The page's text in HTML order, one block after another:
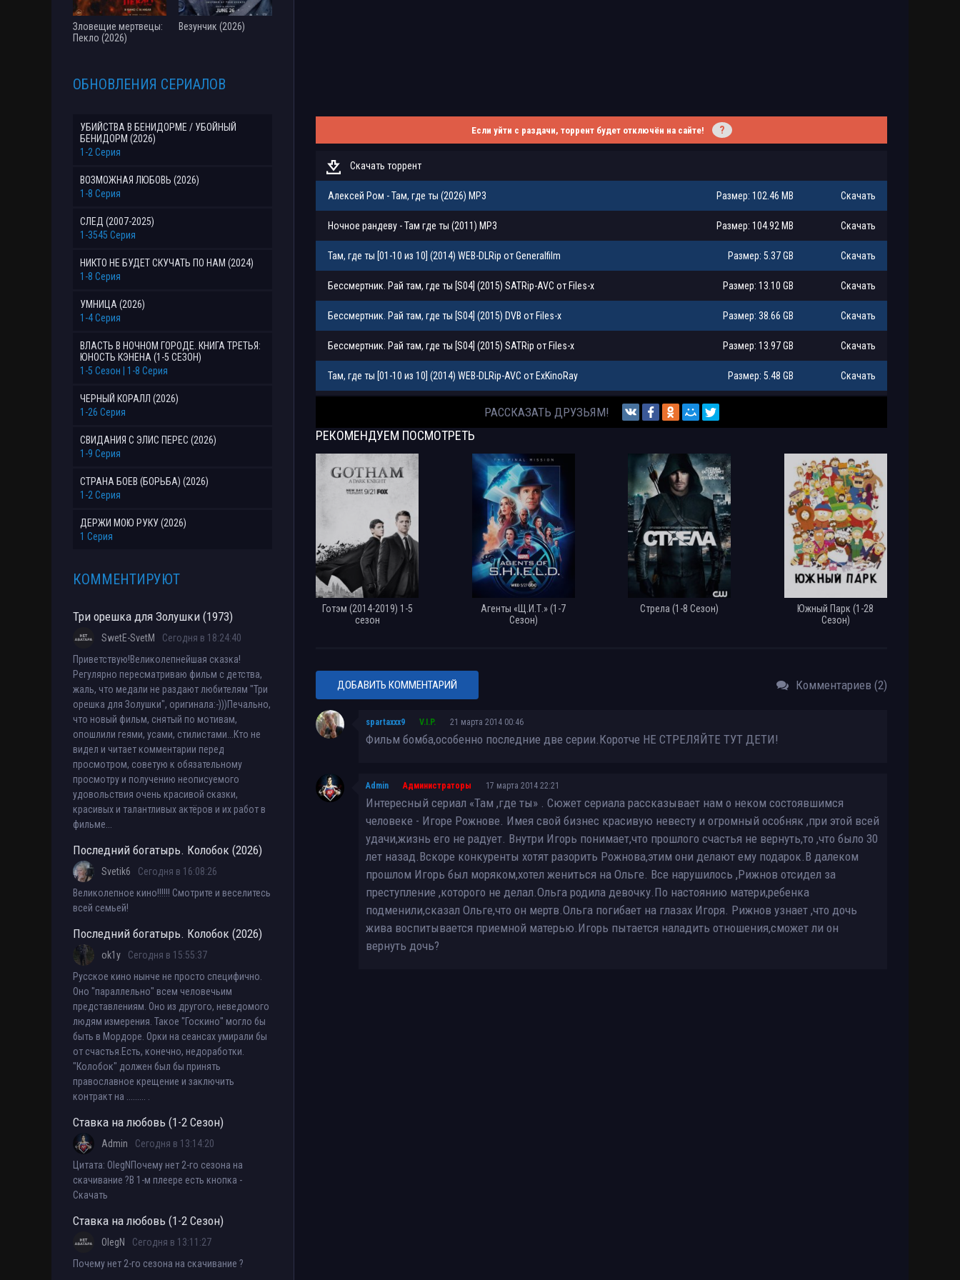
Если уйти с раздачи, торрент будет отключён на сайте! ?
Скачать торрент
Алексей Ром - Там, где ты (2026) MP3 Размер: 102.46 MB Скачать
Ночное рандеву - Там где ты (2011) MP3 Размер: 104.92 MB Скачать
Там, где ты [01-10 из 10] (2014) WEB-DLRip от Generalfilm Размер: 5.37 GB Скачать
Бессмертник. Рай там, где ты [S04] (2015) SATRip-AVC от Files-х Размер: 13.10 GB Скачать
Бессмертник. Рай там, где ты [S04] (2015) DVB от Files-х Размер: 38.66 GB Скачать
Бессмертник. Рай там, где ты [S04] (2015) SATRip от Files-x Размер: 13.97 GB Скачать
Там, где ты [01-10 из 10] (2014) WEB-DLRip-AVC от ExKinoRay Размер: 5.48 GB Скачать
Там, где ты [01-10 из 10] (2014) WEB-DL 1080p от MediaClub
Там, где ты [01-10 из 10] (2014) HDTVRip от MediaClub
Там, где ты [01-10 из 10] (2014) HDTVRip от Files-x Размер: 5.37 GB Скачать
Там, где ты [01-10 из 10] (2014) SATRip Размер: 5.30 GB Скачать
DJ M.E.G. feat. Карина Кокс - Там, где ты [Клип] (2011) HDRip by Xp_Dron Размер: 168.02 MB Скачать
Джим Лоулесс | Иди туда, где страшно. Именно там ты обретешь силу (2019) [MP3] Размер: 416 MB Скачать
Джим Лоулесс | Иди туда, где страшно. Именно там ты обретешь силу (2018) [FB2] Скачать
РАССКАЗАТЬ ДРУЗЬЯМ!
РЕКОМЕНДУЕМ ПОСМОТРЕТЬ
Готэм (2014-2019) 1-5
сезон
Агенты «Щ.И.Т.» (1-7
Сезон)
Стрела (1-8 Сезон)
Южный Парк (1-28
Сезон)
ДОБАВИТЬ КОММЕНТАРИЙ Комментариев (2)
spartaxxx9 V.I.P. 21 марта 2014 00:46
Фильм бомба,особенно последние две серии.Коротче НЕ СТРЕЛЯЙТЕ ТУТ ДЕТИ!
Admin Администраторы 17 марта 2014 22:21
Интересный сериал «Там ,где ты» . Сюжет сериала рассказывает нам о неком состоявшимся
человеке - Игоре Рожнове. Имея свой бизнес красивую невесту и огромный особняк ,при этой всей
удачи,жизнь его не радует. Внутри Игорь понимает,что прошлого счастья не вернуть,то ,что было 30
лет назад.Вскоре конкуренты хотят разорить Рожнова,этим они делают ему подарок.В далеком
прошлом Игорь был моряком,хотел жениться на Ольге. Все нарушилось ,Рижнов отсидел за
преступление ,которого не делал.Ольга родила девочку.По настоянию матери,ребенка
подменили,сказал Ольге,что он мертв.Ольга погибает на глазах Игоря. Рижнов узнает ,что дочь
жива воспитывается приемной матерью.Игорь пытается наладить отношения,сможет ли он
вернуть дочь?
Зловещие мертвецы:
Пекло (2026)
Везунчик (2026)
ОБНОВЛЕНИЯ СЕРИАЛОВ
УБИЙСТВА В БЕНИДОРМЕ / УБОЙНЫЙ
БЕНИДОРМ (2026)
1-2 Серия
ВОЗМОЖНАЯ ЛЮБОВЬ (2026)
1-8 Серия
СЛЕД (2007-2025)
1-3545 Серия
НИКТО НЕ БУДЕТ СКУЧАТЬ ПО НАМ (2024)
1-8 Серия
УМНИЦА (2026)
1-4 Серия
ВЛАСТЬ В НОЧНОМ ГОРОДЕ. КНИГА ТРЕТЬЯ:
ЮНОСТЬ КЭНЕНА (1-5 СЕЗОН)
1-5 Сезон | 1-8 Серия
ЧЕРНЫЙ КОРАЛЛ (2026)
1-26 Серия
СВИДАНИЯ С ЭЛИС ПЕРЕС (2026)
1-9 Серия
СТРАНА БОЕВ (БОРЬБА) (2026)
1-2 Серия
ДЕРЖИ МОЮ РУКУ (2026)
1 Серия
КОММЕНТИРУЮТ
Три орешка для Золушки (1973)
SwetE-SvetM
Сегодня в 18:24:40
Приветствую!Великолепнейшая сказка!
Регулярно пересматриваю фильм с детства,
жаль, что медали не раздают любителям "Три
орешка для Золушки", оригинала:-)))Печально,
что новый фильм, снятый по мотивам,
опошлили геями, усами, стилистами...Кто не
видел и читает комментарии перед
просмотром, советую к обязательному
просмотру и получению неописуемого
удовольствия очень красивой сказки,
красивых и талантливых актёров и их работ в
фильме...
Последний богатырь. Колобок (2026)
Svetik6
Сегодня в 16:08:26
Великолепное кино!!!!!! Смотрите и веселитесь
всей семьей!
Последний богатырь. Колобок (2026)
ok1y
Сегодня в 15:55:37
Русское кино нынче не просто специфично.
Оно "параллельно" всем человечьим
представлениям. Оно из другого, неведомого
людям измерения. Такое "Госкино" могло бы
быть в Мордоре. Орки на сеансах умирали бы
от счастья.Есть, конечно, недоработки.
"Колобок" должен был бы принять
православное крещение и заключить
контракт на ......... .
Ставка на любовь (1-2 Сезон)
Admin
Сегодня в 13:14:20
Цитата: OlegNПочему нет 2-го сезона на
скачивание ?В 1-м плеере есть кнопка -
Скачать
Ставка на любовь (1-2 Сезон)
OlegN
Сегодня в 13:11:27
Почему нет 2-го сезона на скачивание ?